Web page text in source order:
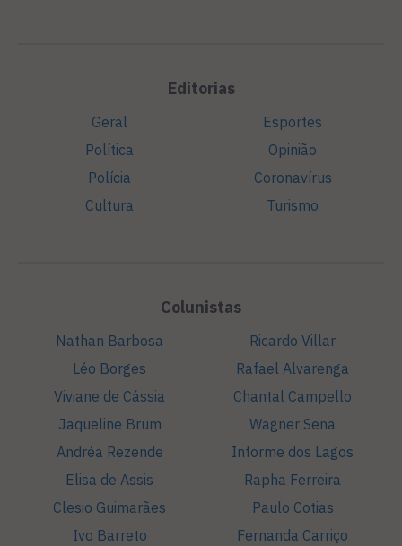
Editorias
Geral
Política
Polícia
Cultura
Esportes
Opinião
Coronavírus
Turismo
Colunistas
Nathan Barbosa
Léo Borges
Viviane de Cássia
Jaqueline Brum
Andréa Rezende
Elisa de Assis
Clesio Guimarães
Ivo Barreto
Ricardo Villar
Rafael Alvarenga
Chantal Campello
Wagner Sena
Informe dos Lagos
Rapha Ferreira
Paulo Cotias
Fernanda Carriço